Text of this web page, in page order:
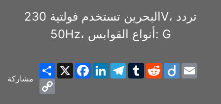
البحرين تستخدم فولتية 230V، تردد
50Hz، أنواع القوابس: G
مشاركة
ShareX Facebook
LinkedInTelegram
TumblrRedditDiigo